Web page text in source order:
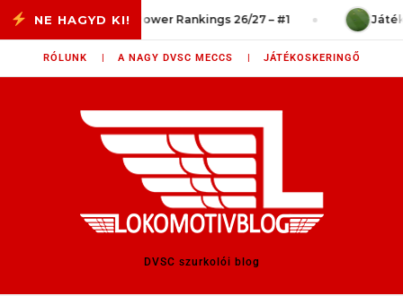
Skip to content
Power Rankings 26/27 – #1
RÓLUNK | A NAGY DVSC MECCS | JÁTÉKOSKERINGŐ
DVSC szurkolói blog